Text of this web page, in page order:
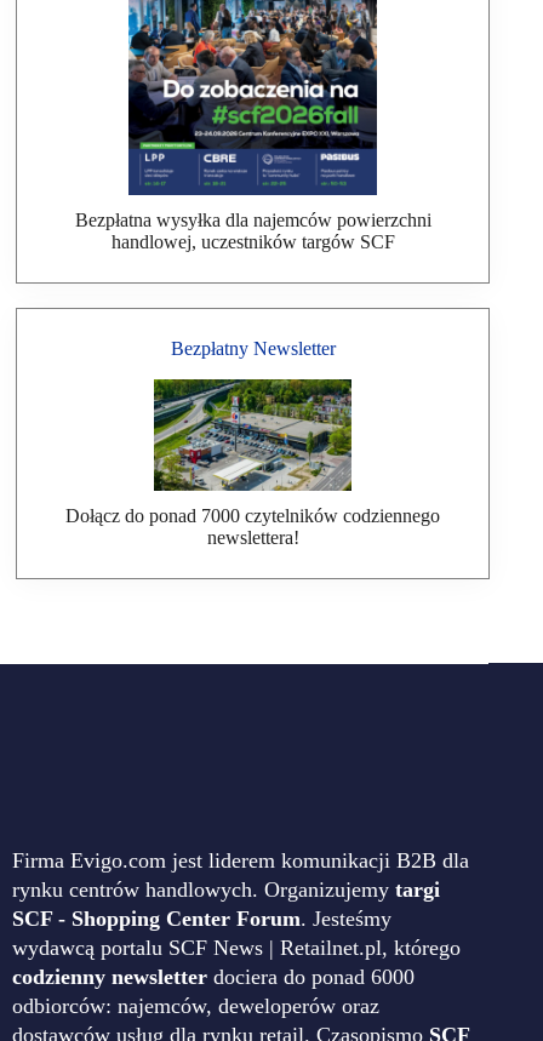
Bezpłatna wysyłka dla najemców powierzchni
handlowej, uczestników targów SCF
Bezpłatny Newsletter
Dołącz do ponad 7000 czytelników codziennego
newslettera!
Firma Evigo.com jest liderem komunikacji B2B dla
rynku centrów handlowych. Organizujemy targi
SCF - Shopping Center Forum. Jesteśmy
wydawcą portalu SCF News | Retailnet.pl, którego
codzienny newsletter dociera do ponad 6000
odbiorców: najemców, deweloperów oraz
dostawców usług dla rynku retail. Czasopismo SCF